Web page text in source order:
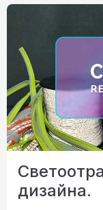
дизайна.